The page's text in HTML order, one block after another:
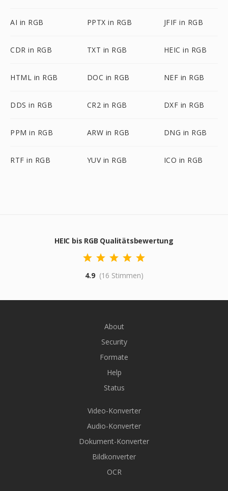
AI in RGB PPTX in RGB JFIF in RGB
CDR in RGB TXT in RGB HEIC in RGB
HTML in RGB DOC in RGB NEF in RGB
DDS in RGB CR2 in RGB DXF in RGB
PPM in RGB ARW in RGB DNG in RGB
RTF in RGB YUV in RGB ICO in RGB
HEIC bis RGB Qualitätsbewertung
4.9 (16 Stimmen)
About
Security
Formate
Help
Status
Video-Konverter
Audio-Konverter
Dokument-Konverter
Bildkonverter
OCR